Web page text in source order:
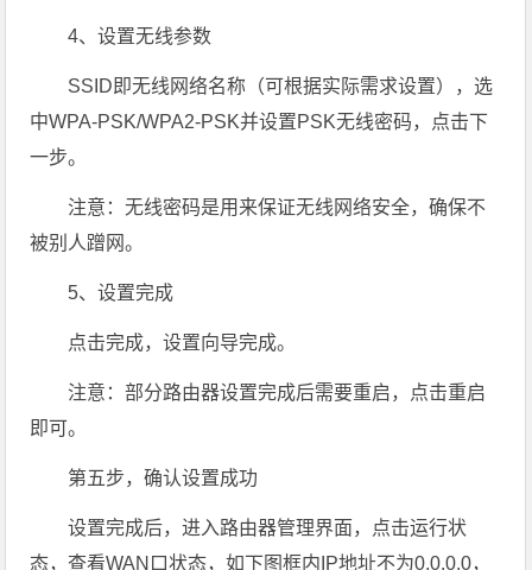
4、设置无线参数
SSID即无线网络名称（可根据实际需求设置），选
中WPA-PSK/WPA2-PSK并设置PSK无线密码，点击下
一步。
注意：无线密码是用来保证无线网络安全，确保不
被别人蹭网。
5、设置完成
点击完成，设置向导完成。
注意：部分路由器设置完成后需要重启，点击重启
即可。
第五步，确认设置成功
设置完成后，进入路由器管理界面，点击运行状
态，查看WAN口状态，如下图框内IP地址不为0.0.0.0，